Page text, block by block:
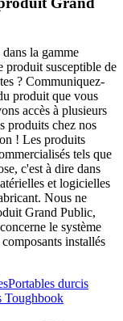
la gamme
susceptible de
? Communiquez-
produit que vous
accès à plusieurs
produits chez nos
! Les produits
tels que
c'est à dire dans
et logicielles
Nous ne
Grand Public,
le système
installés
Portables durcis
Toughbook